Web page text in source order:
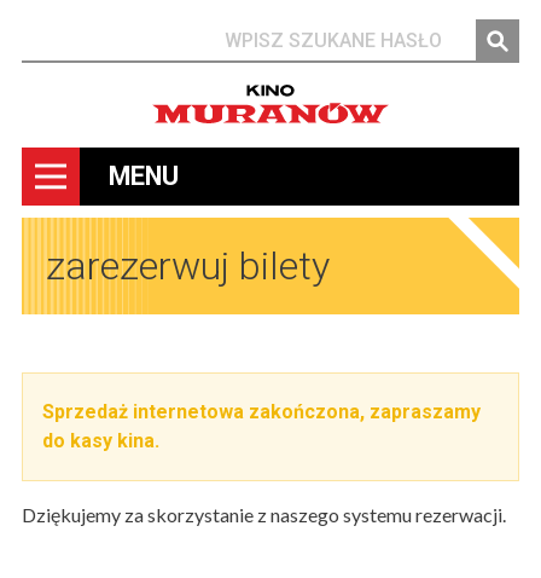
MENU
zarezerwuj bilety
Sprzedaż internetowa zakończona, zapraszamy
do kasy kina.
Dziękujemy za skorzystanie z naszego systemu rezerwacji.